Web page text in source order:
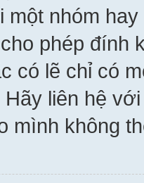
một nhóm
phép đính
có lẽ chỉ có
liên hệ
mình không